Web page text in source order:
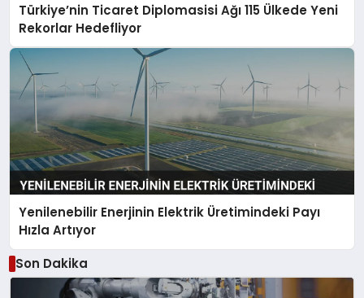
Türkiye’nin Ticaret Diplomasisi Ağı 115 Ülkede Yeni
Rekorlar Hedefliyor
Yenilenebilir Enerjinin Elektrik Üretimindeki Payı
Hızla Artıyor
Son Dakika